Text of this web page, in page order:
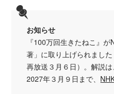
お知らせ
『100万回生きたねこ』
著」に取り上げられました
再放送３月６日）。解説は
2027年３月９日まで、